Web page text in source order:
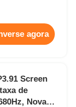
agora
Screen
de
Nova